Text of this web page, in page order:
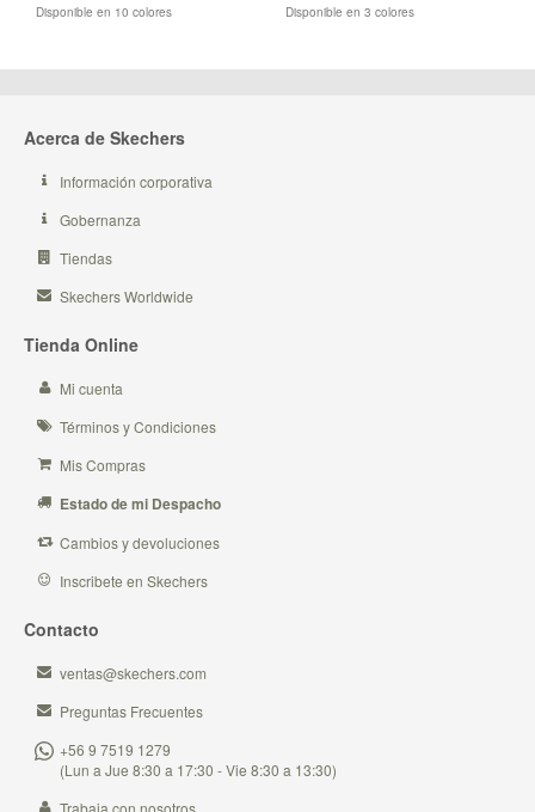
Disponible en 10 colores Disponible en 3 colores
Acerca de Skechers
Información corporativa
Gobernanza
Tiendas
Skechers Worldwide
Tienda Online
Mi cuenta
Términos y Condiciones
Mis Compras
Estado de mi Despacho
Cambios y devoluciones
Inscribete en Skechers
Contacto
ventas@skechers.com
Preguntas Frecuentes
+56 9 7519 1279
(Lun a Jue 8:30 a 17:30 - Vie 8:30 a 13:30)
Trabaja con nosotros